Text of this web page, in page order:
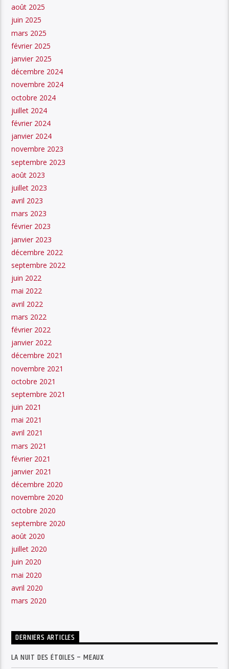
août 2025
juin 2025
mars 2025
février 2025
janvier 2025
décembre 2024
novembre 2024
octobre 2024
juillet 2024
février 2024
janvier 2024
novembre 2023
septembre 2023
août 2023
juillet 2023
avril 2023
mars 2023
février 2023
janvier 2023
décembre 2022
septembre 2022
juin 2022
mai 2022
avril 2022
mars 2022
février 2022
janvier 2022
décembre 2021
novembre 2021
octobre 2021
septembre 2021
juin 2021
mai 2021
avril 2021
mars 2021
février 2021
janvier 2021
décembre 2020
novembre 2020
octobre 2020
septembre 2020
août 2020
juillet 2020
juin 2020
mai 2020
avril 2020
mars 2020
DERNIERS ARTICLES
LA NUIT DES ÉTOILES – MEAUX